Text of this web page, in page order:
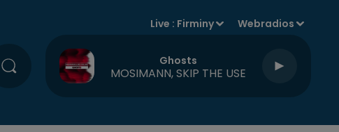
Live : Firminy Webradios
Ghosts
MOSIMANN, SKIP THE USE